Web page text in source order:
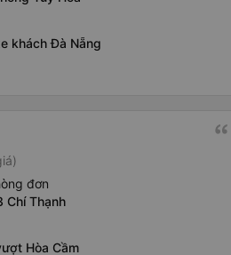
khách Đà Nẵng
đơn
Chí Thạnh
Hòa Cầm